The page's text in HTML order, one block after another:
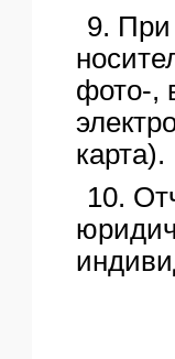
9. При
фото-,
карта).
10.